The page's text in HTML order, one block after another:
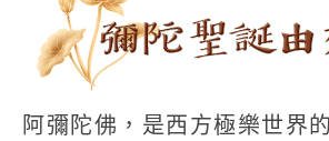
阿彌陀佛，是西方極樂世界